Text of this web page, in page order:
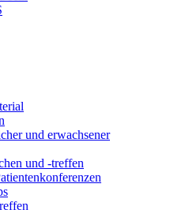
und erwachsener
und -treffen